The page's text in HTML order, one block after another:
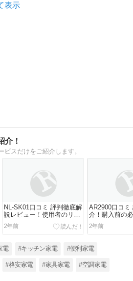
表示
介！
ビスだけをご紹介します。
NL-SK01口コミ 評判徹底解
説レビュー！使用者のリア
ルな声を紹介
2年前
AR2900口コミ
介！購入前の
2年前
電 #キッチン家電 #便利家電
#格安家電 #家具家電 #空調家電